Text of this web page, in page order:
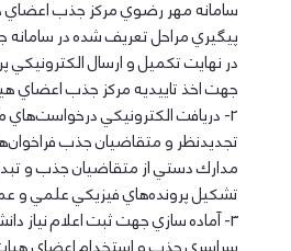
سامانه مهر رضوي مركز جذب
پيگيري مراحل تعريف شده در
در نهايت تكميل و ارسال الكترونيكي
جهت اخذ تاييديه مركز جذب اعضاي
2- دريافت الكترونيكي درخواست‌هاي
تجديدنظر و متقاضيان جذب
مدارك دستي از متقاضيان جذب و
تشكيل پرونده‌هاي فيزيكي علمي و
3- آماده سازي جهت ثبت اعلام نياز